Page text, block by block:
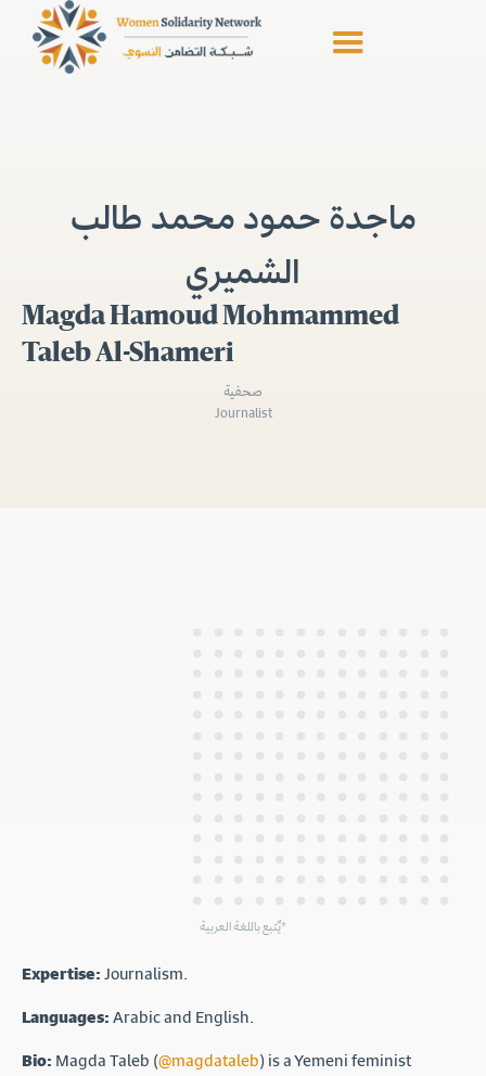
ماجدة حمود محمد طالب
الشميري
Magda Hamoud Mohmammed
Taleb Al-Shameri
صحفية
Journalist
يٌتبع باللغة العربية*
Expertise:Journalism.
Languages:Arabic and English.
Bio:Magda Taleb (@magdataleb) is a Yemeni feminist